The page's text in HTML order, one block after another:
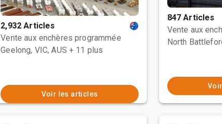
2,932 Articles
Vente aux enchères programmée
Geelong, VIC, AUS + 11 plus
Voir les articles
847 Articles
Vente aux
North